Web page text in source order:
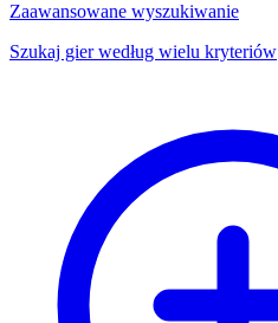
Zaawansowane wyszukiwanie
Szukaj gier według wielu kryteriów